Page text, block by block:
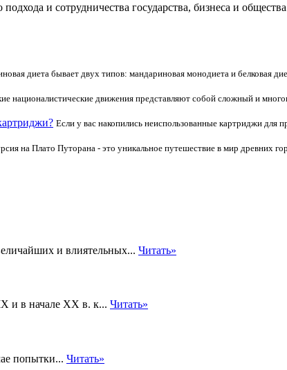
и сотрудничества государства, бизнеса и
диета бывает двух типов: мандариновая монодиета и белковая
националистические движения представляют собой сложный и
Если у вас накопились неиспользованные картриджи для
на Плато Путорана - это уникальное путешествие в мир древних
и влиятельных... Читать»
и в начале XX в. к... Читать»
попытки... Читать»